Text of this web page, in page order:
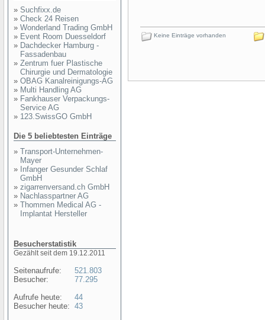
» Suchfixx.de
» Check 24 Reisen
» Wonderland Trading GmbH
» Event Room Duesseldorf
» Dachdecker Hamburg -
Fassadenbau
» Zentrum fuer Plastische
Chirurgie und Dermatologie
» OBAG Kanalreinigungs-AG
» Multi Handling AG
» Fankhauser Verpackungs-
Service AG
» 123.SwissGO GmbH
Die 5 beliebtesten Einträge
» Transport-Unternehmen-
Mayer
» Infanger Gesunder Schlaf
GmbH
» zigarrenversand.ch GmbH
» Nachlasspartner AG
» Thommen Medical AG -
Implantat Hersteller
Besucherstatistik
Gezählt seit dem 19.12.2011
Seitenaufrufe:
Besucher:
Aufrufe heute:
Besucher heute:
521.803
77.295
44
43
Keine Einträge vorhanden